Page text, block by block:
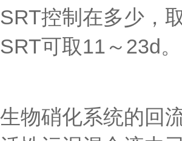
SRT控制在多少，
SRT可取11～23d。
生物硝化系统的回